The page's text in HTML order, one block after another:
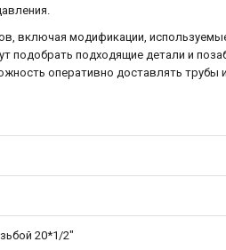
включая модификации,
подобрать подходящие детали и
оперативно доставлять трубы
20*1/2"